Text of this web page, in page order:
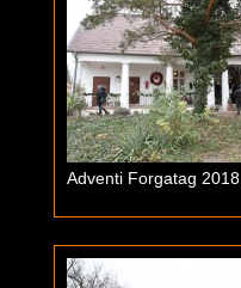
Adventi Forgatag 2018.